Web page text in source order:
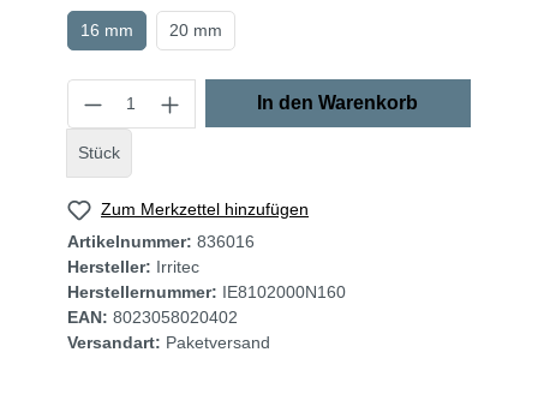
16 mm 20 mm
Stück
In den Warenkorb
Zum Merkzettel hinzufügen
Artikelnummer: 836016
Hersteller: Irritec
Herstellernummer: IE8102000N160
EAN: 8023058020402
Versandart: Paketversand